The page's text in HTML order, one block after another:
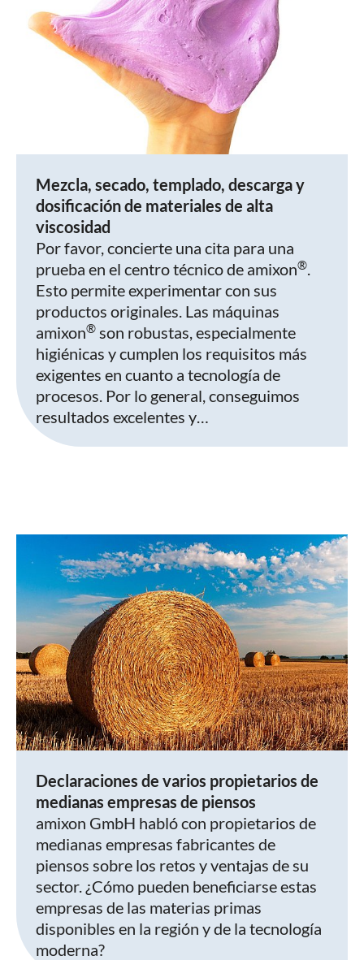
Mezcla, secado, templado, descarga y
dosificación de materiales de alta
viscosidad
Por favor, concierte una cita para una
prueba en el centro técnico de amixon®.
Esto permite experimentar con sus
productos originales. Las máquinas
amixon® son robustas, especialmente
higiénicas y cumplen los requisitos más
exigentes en cuanto a tecnología de
procesos. Por lo general, conseguimos
resultados excelentes y…
Declaraciones de varios propietarios de
medianas empresas de piensos
amixon GmbH habló con propietarios de
medianas empresas fabricantes de
piensos sobre los retos y ventajas de su
sector. ¿Cómo pueden beneficiarse estas
empresas de las materias primas
disponibles en la región y de la tecnología
moderna?